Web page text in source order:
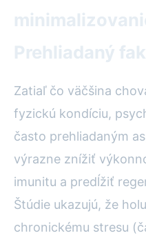
Prehliadaný
Zatiaľ čo väčšina
fyzickú kondíciu,
často prehliadaným
výrazne znížiť
imunitu a predĺžiť
Štúdie ukazujú, že
chronickému stresu